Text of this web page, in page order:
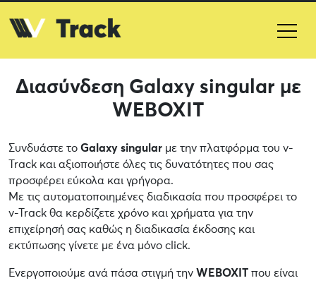
Διασύνδεση Galaxy singular με
WEBOXIT
Συνδυάστε το Galaxy singular με την πλατφόρμα του v-
Track και αξιοποιήστε όλες τις δυνατότητες που σας
προσφέρει εύκολα και γρήγορα.
Με τις αυτοματοποιημένες διαδικασία που προσφέρει το
v-Track θα κερδίζετε χρόνο και χρήματα για την
επιχείρησή σας καθώς η διαδικασία έκδοσης και
εκτύπωσης γίνετε με ένα μόνο click.
Ενεργοποιούμε ανά πάσα στιγμή την WEBOXIT που είναι